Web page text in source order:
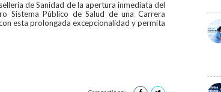
de Sanidad de la apertura inmediata del
Sistema Público de Salud de una Carrera
esta prolongada excepcionalidad y permita